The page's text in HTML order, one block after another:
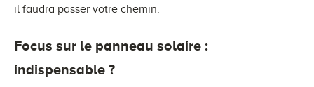
il faudra passer votre chemin.
Focus sur le panneau solaire :
indispensable ?